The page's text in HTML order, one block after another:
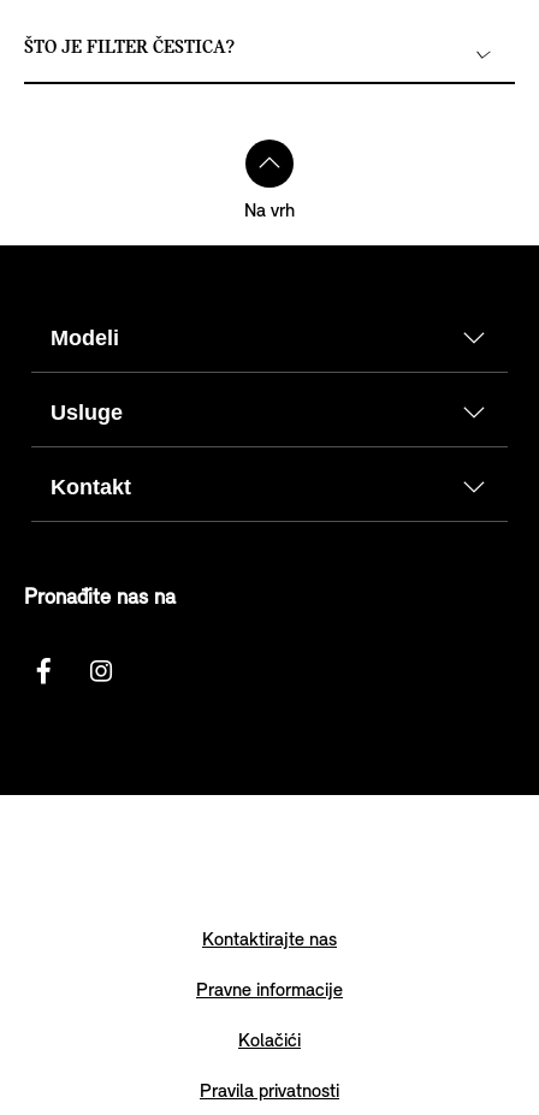
ŠTO JE FILTER ČESTICA?
Na vrh
Modeli
Usluge
Kontakt
Pronađite nas na
Kontaktirajte nas
Pravne informacije
Kolačići
Pravila privatnosti